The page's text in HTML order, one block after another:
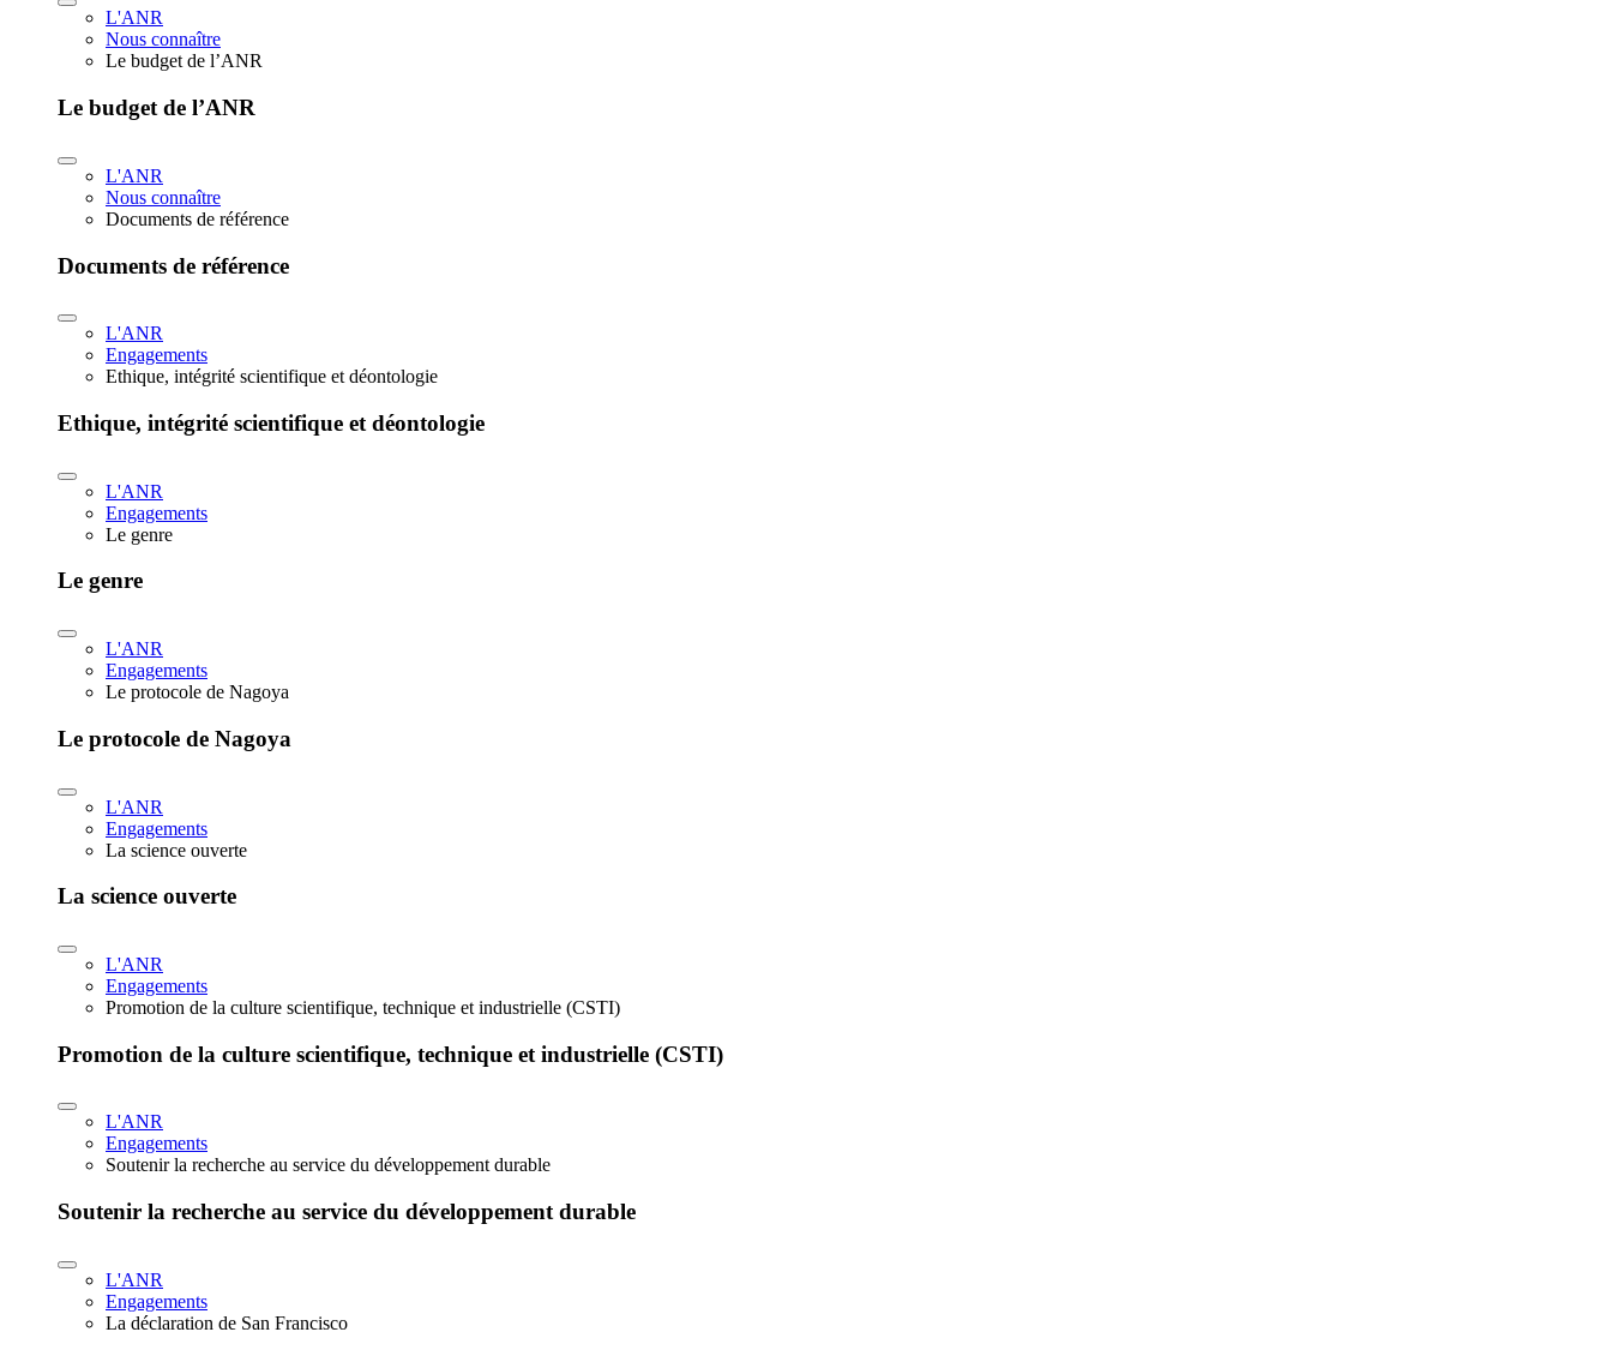
L'ANR
Nous connaître
Le budget de l’ANR
Le budget de l’ANR
L'ANR
Nous connaître
Documents de référence
Documents de référence
L'ANR
Engagements
Ethique, intégrité scientifique et déontologie
Ethique, intégrité scientifique et déontologie
L'ANR
Engagements
Le genre
Le genre
L'ANR
Engagements
Le protocole de Nagoya
Le protocole de Nagoya
L'ANR
Engagements
La science ouverte
La science ouverte
L'ANR
Engagements
Promotion de la culture scientifique, technique et industrielle (CSTI)
Promotion de la culture scientifique, technique et industrielle (CSTI)
L'ANR
Engagements
Soutenir la recherche au service du développement durable
Soutenir la recherche au service du développement durable
L'ANR
Engagements
La déclaration de San Francisco